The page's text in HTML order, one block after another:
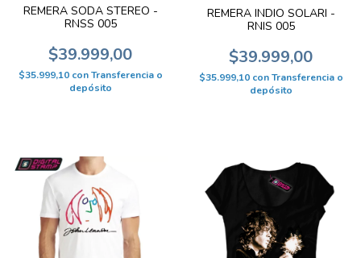
REMERA SODA STEREO -
RNSS 005
$39.999,00
$35.999,10 con Transferencia o
depósito
REMERA INDIO SOLARI -
RNIS 005
$39.999,00
$35.999,10 con Transferencia o
depósito